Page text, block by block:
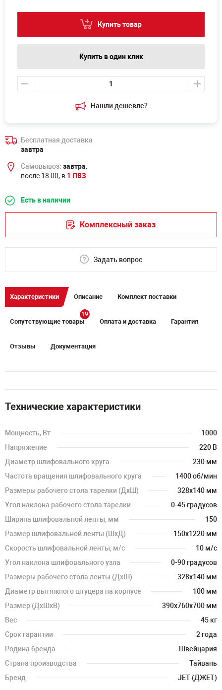
Нашли дешевле?
Купить товар
Купить в один клик
Бесплатная доставка
завтра
Самовывоз: завтра,
после 18:00, в 1 ПВЗ
Есть в наличии
Комплексный заказ
Задать вопрос
Характеристики Описание Комплект поставки
Сопутствующие товары
19
Оплата и доставка Гарантия
Отзывы Документация
Технические характеристики
Мощность, Вт
1000
Напряжение
220 В
Диаметр шлифовального круга
230 мм
Частота вращения шлифовального круга
1400 об/мин
Размеры рабочего стола тарелки (ДхШ)
328х140 мм
Угол наклона рабочего стола тарелки
0-45 градусов
Ширина шлифовальной ленты, мм
150
Размер шлифовальной ленты (ШхД)
150х1220 мм
Скорость шлифовальной ленты, м/с
10 м/с
Угол наклона шлифовального узла
0-90 градусов
Размеры рабочего стола ленты (ДхШ)
328х140 мм
Диаметр вытяжного штуцера на корпусе
100 мм
Размер (ДхШхВ)
390х760х700 мм
Вес
45 кг
Срок гарантии
2 года
Родина бренда
Швейцария
Страна производства
Тайвань
Бренд
JET (ДЖЕТ)